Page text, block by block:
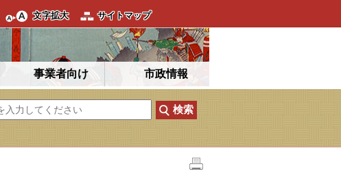
文字拡大 サイトマップ
事業者向け 市政情報